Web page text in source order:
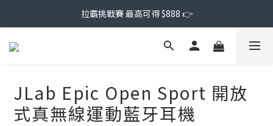
拉霸挑戰賽 最高可得 $888 👉
JLab Epic Open Sport 開放
式真無線運動藍牙耳機